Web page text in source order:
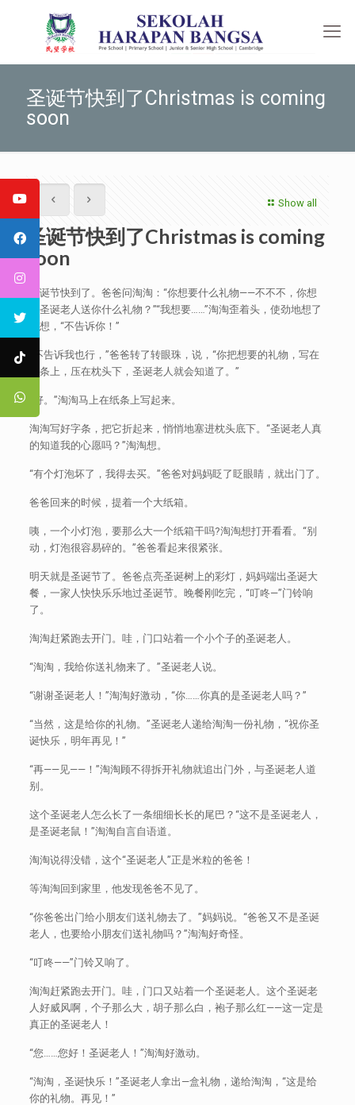
圣诞节快到了Christmas is coming
soon
Show all
圣诞节快到了Christmas is coming
soon
圣诞节快到了。爸爸问淘淘：“你想要什么礼物——不不不，你想
要圣诞老人送你什么礼物？”“我想要……”淘淘歪着头，使劲地想了
又想，“不告诉你！”
“不告诉我也行，”爸爸转了转眼珠，说，“你把想要的礼物，写在
纸条上，压在枕头下，圣诞老人就会知道了。”
“好。”淘淘马上在纸条上写起来。
淘淘写好字条，把它折起来，悄悄地塞进枕头底下。“圣诞老人真
的知道我的心愿吗？”淘淘想。
“有个灯泡坏了，我得去买。”爸爸对妈妈眨了眨眼睛，就出门了。
爸爸回来的时候，提着一个大纸箱。
咦，一个小灯泡，要那么大一个纸箱干吗?淘淘想打开看看。“别
动，灯泡很容易碎的。”爸爸看起来很紧张。
明天就是圣诞节了。爸爸点亮圣诞树上的彩灯，妈妈端出圣诞大
餐，一家人快快乐乐地过圣诞节。晚餐刚吃完，“叮咚—”门铃响
了。
淘淘赶紧跑去开门。哇，门口站着一个小个子的圣诞老人。
“淘淘，我给你送礼物来了。”圣诞老人说。
“谢谢圣诞老人！”淘淘好激动，“你……你真的是圣诞老人吗？”
“当然，这是给你的礼物。”圣诞老人递给淘淘一份礼物，“祝你圣
诞快乐，明年再见！”
“再——见——！”淘淘顾不得拆开礼物就追出门外，与圣诞老人道
别。
这个圣诞老人怎么长了一条细细长长的尾巴？“这不是圣诞老人，
是圣诞老鼠！”淘淘自言自语道。
淘淘说得没错，这个“圣诞老人”正是米粒的爸爸！
等淘淘回到家里，他发现爸爸不见了。
“你爸爸出门给小朋友们送礼物去了。”妈妈说。“爸爸又不是圣诞
老人，也要给小朋友们送礼物吗？”淘淘好奇怪。
“叮咚——”门铃又响了。
淘淘赶紧跑去开门。哇，门口又站着一个圣诞老人。这个圣诞老
人好威风啊，个子那么大，胡子那么白，袍子那么红——这一定是
真正的圣诞老人！
“您……您好！圣诞老人！”淘淘好激动。
“淘淘，圣诞快乐！”圣诞老人拿出—盒礼物，递给淘淘，“这是给
你的礼物。再见！”